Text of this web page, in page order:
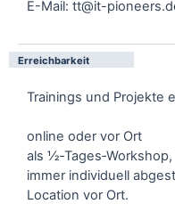
E-Mail: tt@it-
Erreichbarkeit
Trainings und Projekte
online oder vor Ort
als
immer individuell
Location vor Ort.